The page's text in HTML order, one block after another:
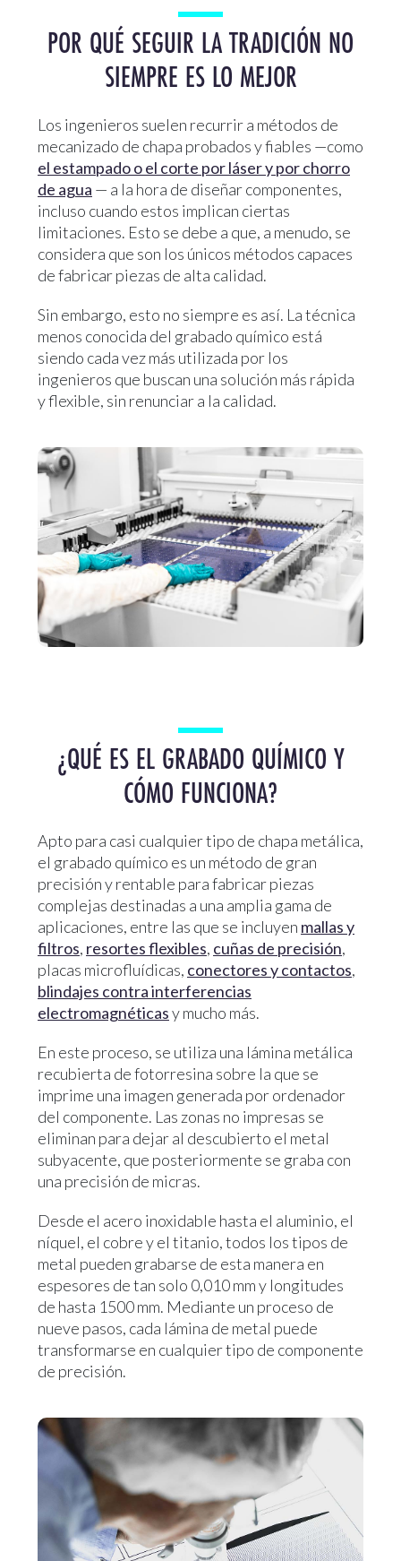
POR QUÉ SEGUIR LA TRADICIÓN NO
SIEMPRE ES LO MEJOR
Los ingenieros suelen recurrir a métodos de
mecanizado de chapa probados y fiables —como
el estampado o el corte por láser y por chorro
de agua — a la hora de diseñar componentes,
incluso cuando estos implican ciertas
limitaciones. Esto se debe a que, a menudo, se
considera que son los únicos métodos capaces
de fabricar piezas de alta calidad.
Sin embargo, esto no siempre es así. La técnica
menos conocida del grabado químico está
siendo cada vez más utilizada por los
ingenieros que buscan una solución más rápida
y flexible, sin renunciar a la calidad.
¿QUÉ ES EL GRABADO QUÍMICO Y
CÓMO FUNCIONA?
Apto para casi cualquier tipo de chapa metálica,
el grabado químico es un método de gran
precisión y rentable para fabricar piezas
complejas destinadas a una amplia gama de
aplicaciones, entre las que se incluyen mallas y
filtros, resortes flexibles, cuñas de precisión,
placas microfluídicas, conectores y contactos,
blindajes contra interferencias
electromagnéticasy mucho más.
En este proceso, se utiliza una lámina metálica
recubierta de fotorresina sobre la que se
imprime una imagen generada por ordenador
del componente. Las zonas no impresas se
eliminan para dejar al descubierto el metal
subyacente, que posteriormente se graba con
una precisión de micras.
Desde el acero inoxidable hasta el aluminio, el
níquel, el cobre y el titanio, todos los tipos de
metal pueden grabarse de esta manera en
espesores de tan solo 0,010 mm y longitudes
de hasta 1500 mm. Mediante un proceso de
nueve pasos, cada lámina de metal puede
transformarse en cualquier tipo de componente
de precisión.